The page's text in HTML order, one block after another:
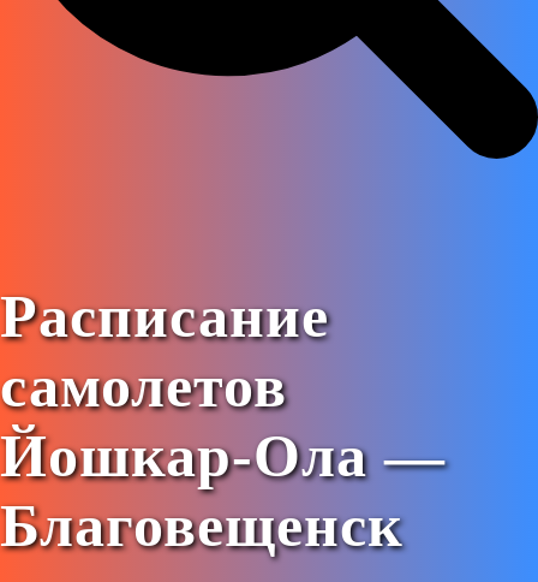
Расписание
самолетов
Йошкар-Ола —
Благовещенск